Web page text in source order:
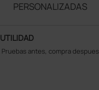
PERSONALIZADAS
UTILIDAD
Pruebas antes, compra despues